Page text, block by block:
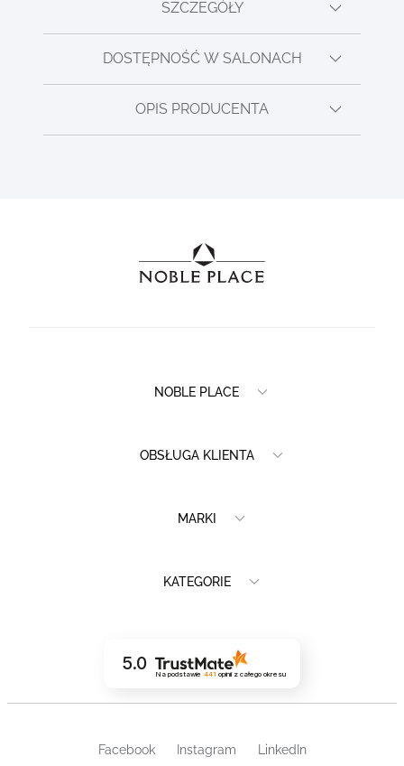
SZCZEGÓŁY
DOSTĘPNOŚĆ W SALONACH
OPIS PRODUCENTA
NOBLE PLACE
OBSŁUGA KLIENTA
MARKI
KATEGORIE
5.0
Na podstawie 441 opinii z całego okresu
Facebook Instagram LinkedIn